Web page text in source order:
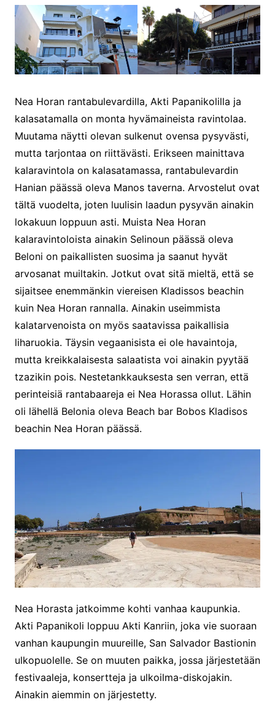
Nea Horan rantabulevardilla, Akti Papanikolilla ja
kalasatamalla on monta hyvämaineista ravintolaa.
Muutama näytti olevan sulkenut ovensa pysyvästi,
mutta tarjontaa on riittävästi. Erikseen mainittava
kalaravintola on kalasatamassa, rantabulevardin
Hanian päässä oleva Manos taverna. Arvostelut ovat
tältä vuodelta, joten luulisin laadun pysyvän ainakin
lokakuun loppuun asti. Muista Nea Horan
kalaravintoloista ainakin Selinoun päässä oleva
Beloni on paikallisten suosima ja saanut hyvät
arvosanat muiltakin. Jotkut ovat sitä mieltä, että se
sijaitsee enemmänkin viereisen Kladissos beachin
kuin Nea Horan rannalla. Ainakin useimmista
kalatarvenoista on myös saatavissa paikallisia
liharuokia. Täysin vegaanisista ei ole havaintoja,
mutta kreikkalaisesta salaatista voi ainakin pyytää
tzazikin pois. Nestetankkauksesta sen verran, että
perinteisiä rantabaareja ei Nea Horassa ollut. Lähin
oli lähellä Belonia oleva Beach bar Bobos Kladisos
beachin Nea Horan päässä.
Nea Horasta jatkoimme kohti vanhaa kaupunkia.
Akti Papanikoli loppuu Akti Kanriin, joka vie suoraan
vanhan kaupungin muureille, San Salvador Bastionin
ulkopuolelle. Se on muuten paikka, jossa järjestetään
festivaaleja, konsertteja ja ulkoilma-diskojakin.
Ainakin aiemmin on järjestetty.